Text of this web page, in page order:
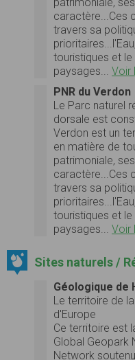
caractère...Ces
travers sa
touristiques et
paysages... Voir
PNR du Verdon
Le Parc naturel
dorsale est
Verdon est un
en matière de
patrimoniale,
caractère...Ces
travers sa
touristiques et
paysages... Voir
Sites naturels /
Géologique de
Le territoire de
d'Europe
Ce territoire est
Global Geopark
Network